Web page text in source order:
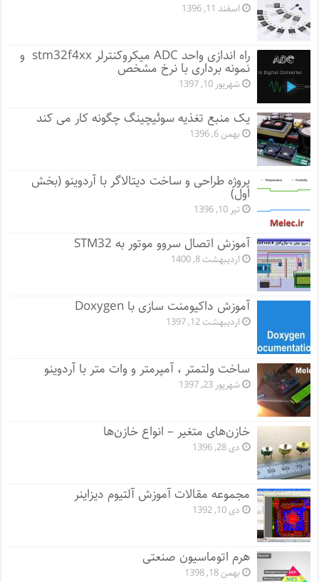
اسفند 11, 1396
راه اندازی واحد ADC میکروکنترلر stm32f4xx و
نمونه برداری با نرخ مشخص
شهریور 10, 1397
یک منبع تغذیه سوئیچینگ چگونه کار می کند
بهمن 6, 1396
پروژه طراحی و ساخت دیتالاگر با آردوینو (بخش
اول)
تیر 10, 1396
آموزش اتصال سروو موتور به STM32
اردیبهشت 8, 1400
آموزش داکیومنت سازی با Doxygen
اردیبهشت 12, 1397
ساخت ولتمتر ، آمپرمتر و وات متر با آردوینو
شهریور 23, 1397
خازن‌های متغیر – انواع خازن‌ها
دی 28, 1396
مجموعه مقالات آموزش آلتیوم دیزاینر
دی 10, 1392
هرم اتوماسیون صنعتی
بهمن 18, 1398